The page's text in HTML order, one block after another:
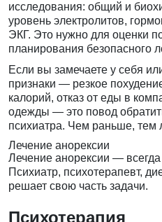
исследования: общий и
уровень электролитов,
ЭКГ. Это нужно для оценки
планирования безопасного
Если вы замечаете у себя
признаки — резкое
калорий, отказ от еды в
одежды — это повод
психиатра. Чем раньше, тем
Лечение анорексии
Лечение анорексии —
Психиатр, психотерапевт,
решает свою часть задачи.
Психотерапия